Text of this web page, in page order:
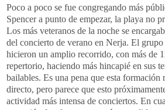
Poco a poco se fue congregando más
Spencer a punto de empezar, la playa no
Los más veteranos de la noche se
del concierto de verano en Nerja. El
hicieron un amplio recorrido, con más de
repertorio, haciendo más hincapié en sus
bailables. Es una pena que esta formación
directo, pero parece que esto
actividad más intensa de conciertos. En